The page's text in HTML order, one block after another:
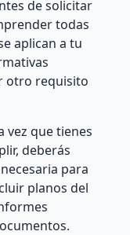
de solicitar
todas
aplican a tu
otro requisito
vez que tienes
deberás
para
planos del